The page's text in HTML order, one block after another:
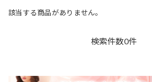
該当する商品がありません。
検索件数0件